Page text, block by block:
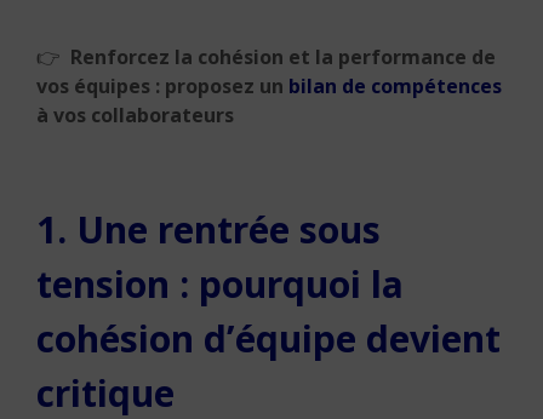
👉 Renforcez la cohésion et la performance de
vos équipes : proposez un bilan de compétences
à vos collaborateurs
1. Une rentrée sous
tension : pourquoi la
cohésion d’équipe devient
critique